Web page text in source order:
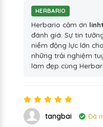
HERBARIO
Herbario cảm ơn
đánh giá. Sự tin
niềm động lực lớn
những trải nghiệm
làm đẹp cùng
tangbai Đã